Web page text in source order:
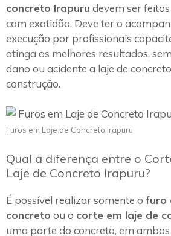
concreto Irapuru devem ser
com exatidão, Deve ter o
execução por profissionais
atinga os melhores resultados,
dano ou acidente a laje de
construção.
Furos em Laje de Concreto Irapuru
Qual a diferença entre o
Laje de Concreto Irapuru?
É possível realizar somente o furo
concreto ou o corte em laje de
uma parte do concreto, em ambos